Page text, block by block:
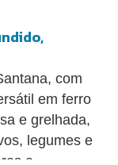
com
em ferro
e grelhada,
legumes e
e